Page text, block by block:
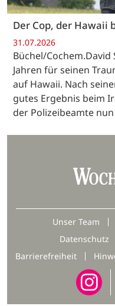
Der Cop, der Hawaii
31.07.2026
Büchel/
Jahren für seinen
auf Hawaii. Nach
gutes Ergebnis beim
der Polizeibeamte
Unser Team
Datenschutz
Barrierefreiheit